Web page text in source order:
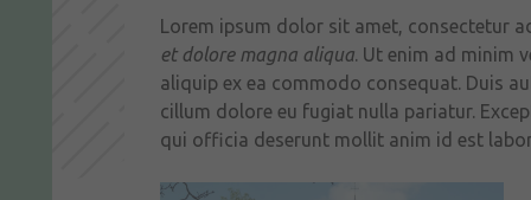
Lorem ipsum dolor sit amet, consectetur
et dolore magna aliqua. Ut enim ad minim
aliquip ex ea commodo consequat. Duis
cillum dolore eu fugiat nulla pariatur.
qui officia deserunt mollit anim id est